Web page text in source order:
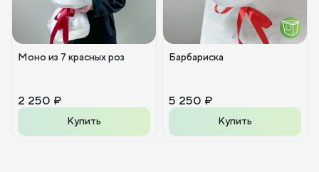
Моно из 7 красных роз
2 250 ₽
Купить
Барбариска
5 250 ₽
Купить